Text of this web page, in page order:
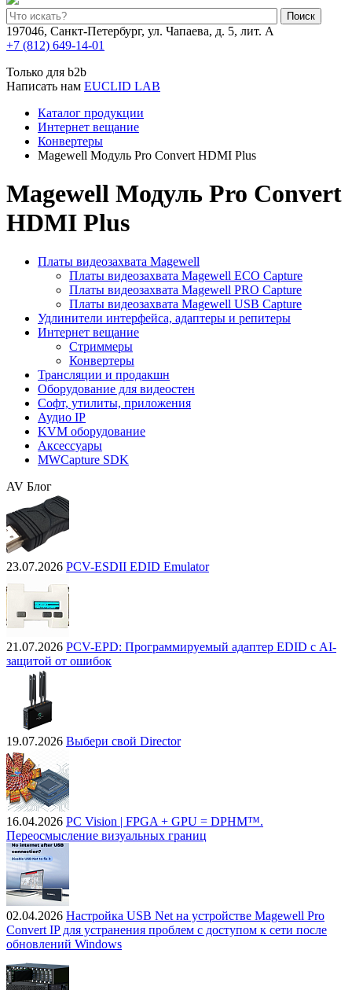
Поиск
197046, Санкт-Петербург, ул. Чапаева, д. 5, лит. А
+7 (812) 649-14-01
Только для b2b
Написать нам EUCLID LAB
Каталог продукции
Интернет вещание
Конвертеры
Magewell Модуль Pro Convert HDMI Plus
Magewell Модуль Pro Convert
HDMI Plus
Платы видеозахвата Magewell
Платы видеозахвата Magewell ECO Capture
Платы видеозахвата Magewell PRO Capture
Платы видеозахвата Magewell USB Capture
Удлинители интерфейса, адаптеры и репитеры
Интернет вещание
Стриммеры
Конвертеры
Трансляции и продакшн
Оборудование для видеостен
Софт, утилиты, приложения
Аудио IP
KVM оборудование
Аксессуары
MWCapture SDK
AV Блог
23.07.2026 PCV-ESDII EDID Emulator
21.07.2026 PCV-EPD: Программируемый адаптер EDID с AI-
защитой от ошибок
19.07.2026 Выбери свой Director
16.04.2026 PC Vision | FPGA + GPU = DPHM™.
Переосмысление визуальных границ
02.04.2026 Настройка USB Net на устройстве Magewell Pro
Convert IP для устранения проблем с доступом к сети после
обновлений Windows